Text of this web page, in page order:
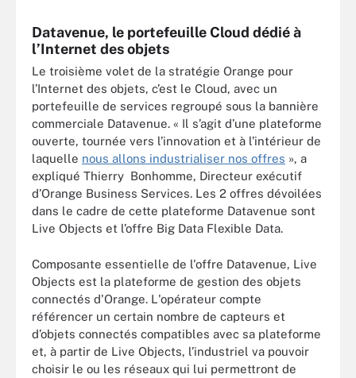
Datavenue, le portefeuille Cloud dédié à
l’Internet des objets
Le troisième volet de la stratégie Orange pour
l’Internet des objets, c’est le Cloud, avec un
portefeuille de services regroupé sous la bannière
commerciale Datavenue. « Il s’agit d’une plateforme
ouverte, tournée vers l’innovation et à l’intérieur de
laquelle nous allons industrialiser nos offres », a
expliqué Thierry Bonhomme, Directeur exécutif
d’Orange Business Services. Les 2 offres dévoilées
dans le cadre de cette plateforme Datavenue sont
Live Objects et l’offre Big Data Flexible Data.
Composante essentielle de l'offre Datavenue, Live
Objects est la plateforme de gestion des objets
connectés d'Orange. L'opérateur compte
référencer un certain nombre de capteurs et
d’objets connectés compatibles avec sa plateforme
et, à partir de Live Objects, l’industriel va pouvoir
choisir le ou les réseaux qui lui permettront de